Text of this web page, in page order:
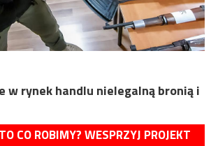
w rynek handlu nielegalną bronią i
CO ROBIMY? WESPRZYJ PROJEKT